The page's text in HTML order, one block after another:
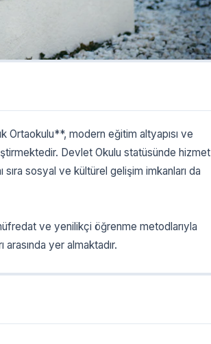
modern eğitim altyapısı ve
Devlet Okulu statüsünde hizmet
sosyal ve kültürel gelişim imkanları da
ve yenilikçi öğrenme metodlarıyla
yer almaktadır.